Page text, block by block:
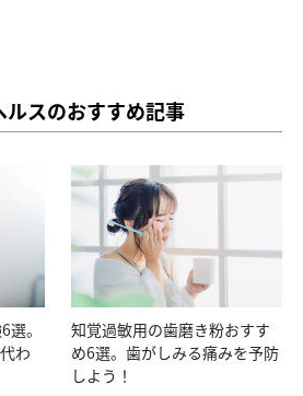
ルスのおすすめ記事
。
わ
知覚過敏用の歯磨き粉おすす
め6選。歯がしみる痛みを予防
しよう！